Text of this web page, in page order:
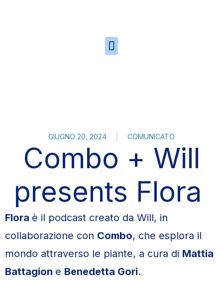
GIUGNO 20, 2024 COMUNICATO
Combo + Will
presents Flora
Flora è il podcast creato da Will, in
collaborazione con Combo, che esplora il
mondo attraverso le piante, a cura di Mattia
Battagion e Benedetta Gori.